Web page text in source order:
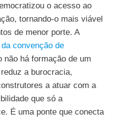
o acesso ao
tornando-o mais viável
de menor porte. A
convenção de
não há formação de um
a burocracia,
a atuar com a
que só a
É uma ponte que conecta